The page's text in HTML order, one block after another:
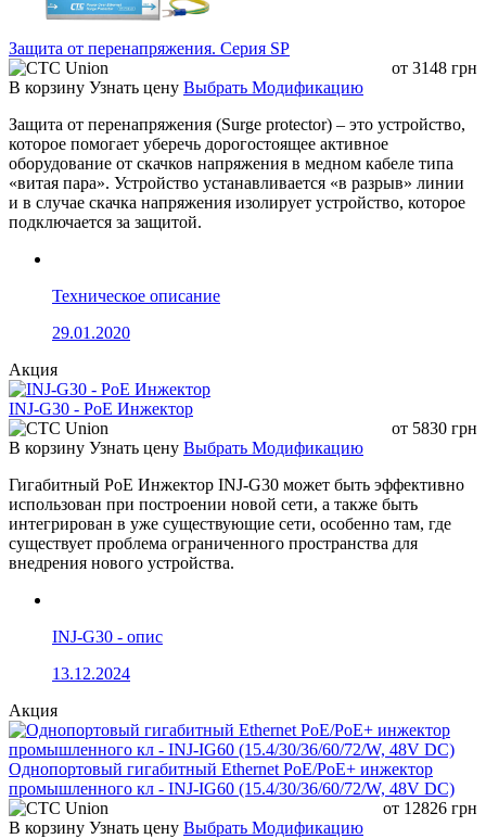
Power Consumption
System on:
6 watts
Ethernet full loading without DC
output:
6.5 watts
Ethernet full loading with maximum
12V DC, 5A output:
70 watts
803.bt PoE (60W+)
802.3at PoE (30W)
PoE Standard
802.3bt Type 3/4 Power over
Compliant with voltage within 48-
Power Output
DC 12V/19V/24V by DIP switch
control
PoE Power Supply
Type
End-span + Mid-span
End-span
Mid-span
Power Pin Assignment
Standards Conformance
Standards Compliance
IEEE 802.3ab 1000BASE-T Gigabit
Ethernet
IEEE 802.3at Power over Ethernet
Plus
IEEE 802.3bt 4-pair Power over
Ethernet Type 4
Защита от перенапряжения. Серия SP
от 3148 грн
В корзину Узнать цену Выбрать Модификацию
Защита от перенапряжения (Surge protector) – это устройство,
которое помогает уберечь дорогостоящее активное
оборудование от скачков напряжения в медном кабеле типа
«витая пара». Устройство устанавливается «в разрыв» линии
и в случае скачка напряжения изолирует устройство, которое
подключается за защитой.
Техническое описание
29.01.2020
Акция
INJ-G30 - PoE Инжектор
от 5830 грн
В корзину Узнать цену Выбрать Модификацию
Гигабитный PoE Инжектор INJ-G30 может быть эффективно
использован при построении новой сети, а также быть
интегрирован в уже существующие сети, особенно там, где
существует проблема ограниченного пространства для
внедрения нового устройства.
INJ-G30 - опис
13.12.2024
Акция
Однопортовый гигабитный Ethernet PoE/PoE+ инжектор
промышленного кл - INJ-IG60 (15.4/30/36/60/72/W, 48V DC)
от 12826 грн
В корзину Узнать цену Выбрать Модификацию